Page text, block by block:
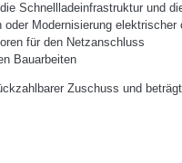
Schnellladeinfrastruktur und
Modernisierung
für den Netzanschluss
Bauarbeiten
Zuschuss und